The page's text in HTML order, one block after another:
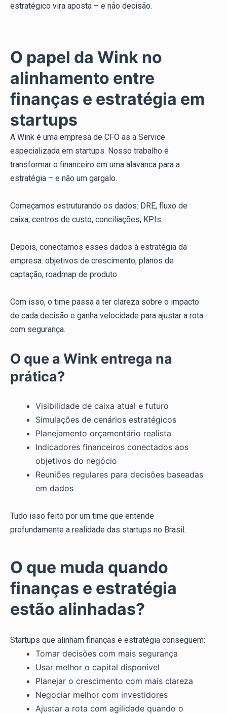
estratégico vira aposta – e não decisão.
O papel da Wink no
alinhamento entre
finanças e estratégia em
startups
A Wink é uma empresa de CFO as a Service
especializada em startups. Nosso trabalho é
transformar o financeiro em uma alavanca para a
estratégia – e não um gargalo.
Começamos estruturando os dados: DRE, fluxo de
caixa, centros de custo, conciliações, KPIs.
Depois, conectamos esses dados à estratégia da
empresa: objetivos de crescimento, planos de
captação, roadmap de produto.
Com isso, o time passa a ter clareza sobre o impacto
de cada decisão e ganha velocidade para ajustar a rota
com segurança.
O que a Wink entrega na
prática?
Visibilidade de caixa atual e futuro
Simulações de cenários estratégicos
Planejamento orçamentário realista
Indicadores financeiros conectados aos
objetivos do negócio
Reuniões regulares para decisões baseadas
em dados
Tudo isso feito por um time que entende
profundamente a realidade das startups no Brasil.
O que muda quando
finanças e estratégia
estão alinhadas?
Startups que alinham finanças e estratégia conseguem:
Tomar decisões com mais segurança
Usar melhor o capital disponível
Planejar o crescimento com mais clareza
Negociar melhor com investidores
Ajustar a rota com agilidade quando o